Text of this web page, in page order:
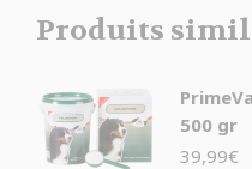
Produits
500 gr
39,99€